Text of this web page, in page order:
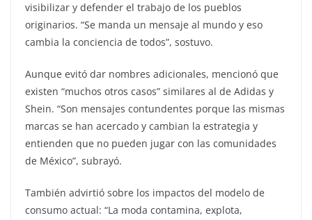
visibilizar y defender el trabajo de los pueblos
originarios. “Se manda un mensaje al mundo y eso
cambia la conciencia de todos”, sostuvo.
Aunque evitó dar nombres adicionales, mencionó que
existen “muchos otros casos” similares al de Adidas y
Shein. “Son mensajes contundentes porque las mismas
marcas se han acercado y cambian la estrategia y
entienden que no pueden jugar con las comunidades
de México”, subrayó.
También advirtió sobre los impactos del modelo de
consumo actual: “La moda contamina, explota,